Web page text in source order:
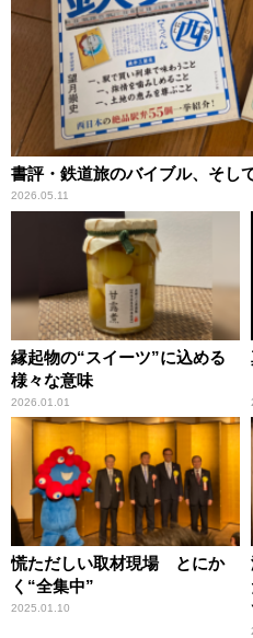
書評・鉄道旅のバイブル、そし
2026.05.11
縁起物の“スイーツ”に込める
様々な意味
2026.01.01
慌ただしい取材現場 とにか
く“全集中”
2025.01.10